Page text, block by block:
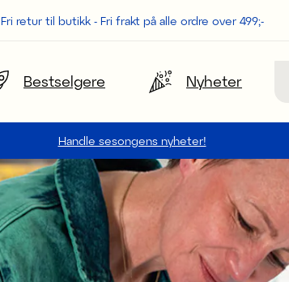
Fri retur til butikk - Fri frakt på alle ordre over 499;-
Bestselgere Nyheter
Handle sesongens nyheter!